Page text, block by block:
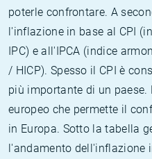
poterle confrontare. A
l'inflazione in base al CPI
IPC) e all'IPCA (indice
/ HICP). Spesso il CPI è
più importante di un paese.
europeo che permette il
in Europa. Sotto la tabella
l'andamento dell'inflazione